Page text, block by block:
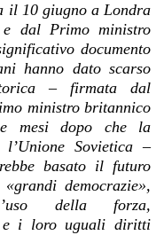
il 10 giugno a Londra
dal Primo ministro
documento
hanno dato scarso
– firmata dal
ministro britannico
mesi dopo che la
l’Unione Sovietica –
basato il futuro
democrazie»,
della forza,
e i loro uguali diritti